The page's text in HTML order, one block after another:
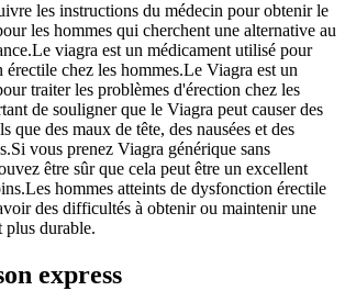
les instructions du médecin pour obtenir le
les hommes qui cherchent une alternative au
viagra est un médicament utilisé pour
chez les hommes.Le Viagra est un
traiter les problèmes d'érection chez les
de souligner que le Viagra peut causer des
que des maux de tête, des nausées et des
vous prenez Viagra générique sans
être sûr que cela peut être un excellent
hommes atteints de dysfonction érectile
des difficultés à obtenir ou maintenir une
plus durable.
express